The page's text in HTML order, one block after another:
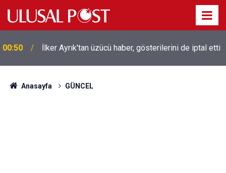
00:50 İlker Ayrık'tan üzücü haber, gösterilerini de iptal etti
00:39
Liverpool efsanesi Mısırlı yıldız Mohamed Salah
Trabzonspor ile anlaştı! Yarın geliyor
Anasayfa GÜNCEL